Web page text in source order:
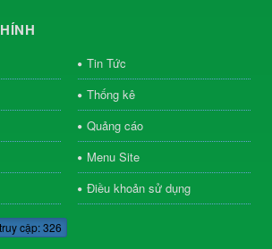
Tin Tức
Thống kê
Quảng cáo
Menu Site
Điều khoản sử dụng
cập: 326